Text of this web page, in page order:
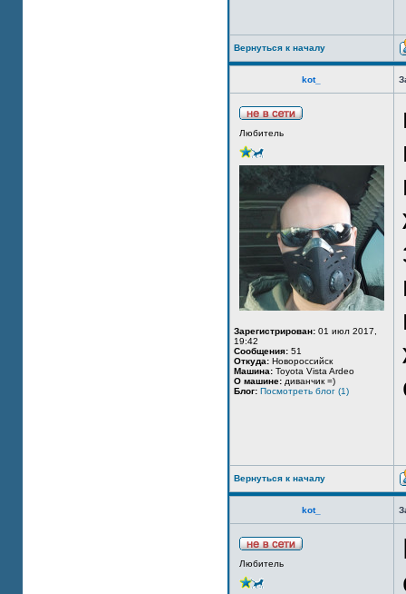
Вернуться к началу
kot_
Любитель
Зарегистрирован: 01 июл 2017,
19:42
Сообщения: 51
Откуда: Новороссийск
Машина: Toyota Vista Ardeo
О машине: диванчик =)
Блог: Посмотреть блог (1)
Вернуться к началу
kot_
Любитель